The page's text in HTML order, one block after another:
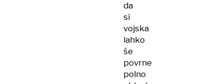
da
si
vojska
lahko
še
povrne
polno